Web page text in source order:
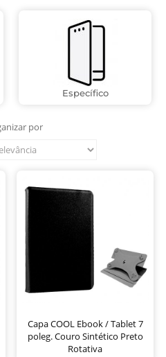
Específico
por
Capa COOL Ebook / Tablet 7
poleg. Couro Sintético Preto
Rotativa